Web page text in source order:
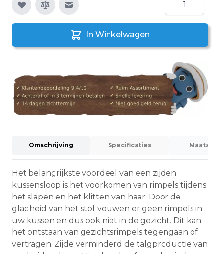
E-mail naar een vriend
In Winkelwagen
Omschrijving Specificaties
Het belangrijkste voordeel van een zijden
kussensloop is het voorkomen van rimpels tijdens
het slapen en het klitten van haar. Door de
gladheid van het stof vouwen er geen rimpels in
uw kussen en dus ook niet in de gezicht. Dit kan
het ontstaan van gezichtsrimpels tegengaan of
vertragen. Zijde verminderd de talgproductie van